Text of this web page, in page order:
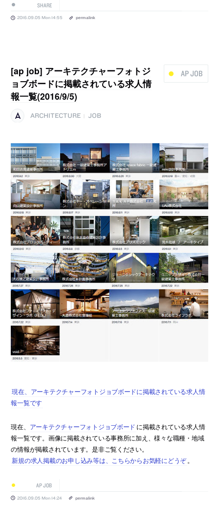
SHARE
2016.09.05 Mon 14:55 permalink
AP JOB
[ap job] アーキテクチャーフォトジ
ョブボードに掲載されている求人情
報一覧(2016/9/5)
ARCHITECTURE JOB
現在、アーキテクチャーフォトジョブボードに掲載されている求人情
報一覧です
現在、 アーキテクチャーフォトジョブボード に掲載されている求人情
報一覧です。画像に掲載されている事務所に加え、様々な職種・地域
の情報が掲載されています。是非ご覧ください。
新規の求人掲載のお申し込み等は、こちらからお気軽にどうぞ 。
AP JOB
2016.09.05 Mon 14:24 permalink